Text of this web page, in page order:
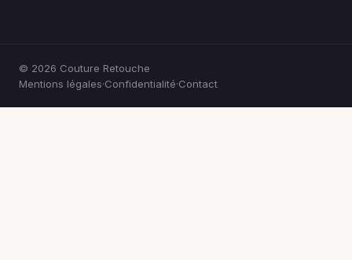
© 2026 Couture Retouche
Mentions légales·Confidentialité·Contact